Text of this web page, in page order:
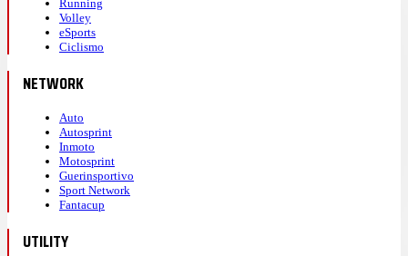
Running
Volley
eSports
Ciclismo
NETWORK
Auto
Autosprint
Inmoto
Motosprint
Guerinsportivo
Sport Network
Fantacup
UTILITY